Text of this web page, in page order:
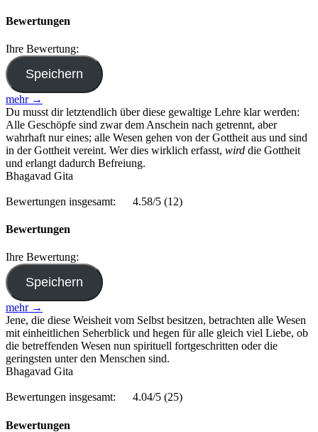
Bewertungen
Ihre Bewertung:
mehr →
Du musst dir letztendlich über diese gewaltige Lehre klar werden:
Alle Geschöpfe sind zwar dem Anschein nach getrennt, aber
wahrhaft nur eines; alle Wesen gehen von der Gottheit aus und sind
in der Gottheit vereint. Wer dies wirklich erfasst, wird die Gottheit
und erlangt dadurch Befreiung.
Bhagavad Gita
Bewertungen insgesamt: 4.58/5 (12)
Bewertungen
Ihre Bewertung:
mehr →
Jene, die diese Weisheit vom Selbst besitzen, betrachten alle Wesen
mit einheitlichen Seherblick und hegen für alle gleich viel Liebe, ob
die betreffenden Wesen nun spirituell fortgeschritten oder die
geringsten unter den Menschen sind.
Bhagavad Gita
Bewertungen insgesamt: 4.04/5 (25)
Bewertungen